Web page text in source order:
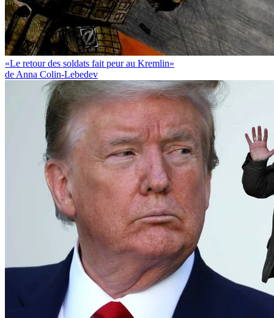
«Le retour des soldats fait peur au Kremlin»
de Anna Colin-Lebedev